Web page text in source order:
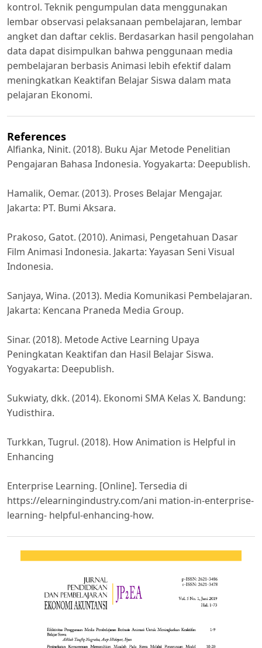
kontrol. Teknik pengumpulan data menggunakan
lembar observasi pelaksanaan pembelajaran, lembar
angket dan daftar ceklis. Berdasarkan hasil pengolahan
data dapat disimpulkan bahwa penggunaan media
pembelajaran berbasis Animasi lebih efektif dalam
meningkatkan Keaktifan Belajar Siswa dalam mata
pelajaran Ekonomi.
References
Alfianka, Ninit. (2018). Buku Ajar Metode Penelitian
Pengajaran Bahasa Indonesia. Yogyakarta: Deepublish.
Hamalik, Oemar. (2013). Proses Belajar Mengajar.
Jakarta: PT. Bumi Aksara.
Prakoso, Gatot. (2010). Animasi, Pengetahuan Dasar
Film Animasi Indonesia. Jakarta: Yayasan Seni Visual
Indonesia.
Sanjaya, Wina. (2013). Media Komunikasi Pembelajaran.
Jakarta: Kencana Praneda Media Group.
Sinar. (2018). Metode Active Learning Upaya
Peningkatan Keaktifan dan Hasil Belajar Siswa.
Yogyakarta: Deepublish.
Sukwiaty, dkk. (2014). Ekonomi SMA Kelas X. Bandung:
Yudisthira.
Turkkan, Tugrul. (2018). How Animation is Helpful in
Enhancing
Enterprise Learning. [Online]. Tersedia di
https://elearningindustry.com/ani mation-in-enterprise-
learning- helpful-enhancing-how.